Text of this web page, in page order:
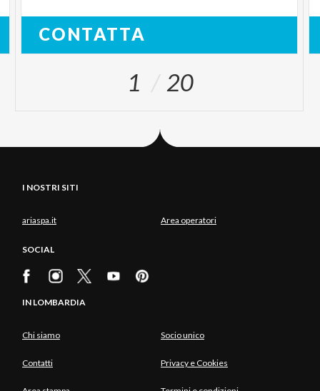
CONTATTA
1 20
I NOSTRI SITI
ariaspa.it Area operatori
SOCIAL
IN LOMBARDIA
Chi siamo Socio unico
Contatti Privacy e Cookies